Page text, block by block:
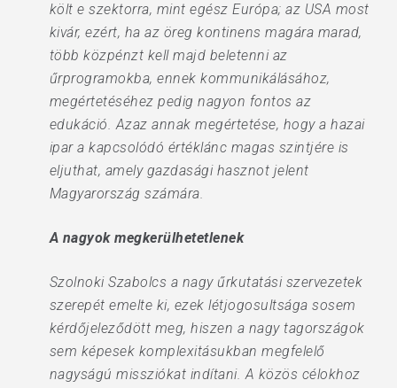
költ e szektorra, mint egész Európa; az USA most
kivár, ezért, ha az öreg kontinens magára marad,
több közpénzt kell majd beletenni az
űrprogramokba, ennek kommunikálásához,
megértetéséhez pedig nagyon fontos az
edukáció. Azaz annak megértetése, hogy a hazai
ipar a kapcsolódó értéklánc magas szintjére is
eljuthat, amely gazdasági hasznot jelent
Magyarország számára.
A nagyok megkerülhetetlenek
Szolnoki Szabolcs a nagy űrkutatási szervezetek
szerepét emelte ki, ezek létjogosultsága sosem
kérdőjeleződött meg, hiszen a nagy tagországok
sem képesek komplexitásukban megfelelő
nagyságú missziókat indítani. A közös célokhoz